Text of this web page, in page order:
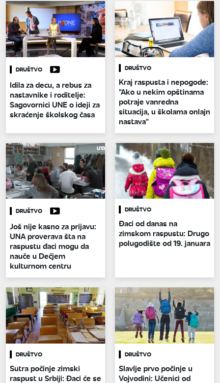
DRUŠTVO
Idila za decu, a rebus za
nastavnike i roditelje:
Sagovornici UNE o ideji za
skraćenje školskog časa
DRUŠTVO
Kraj raspusta i nepogode:
"Ako u nekim opštinama
potraje vanredna
situacija, u školama onlajn
nastava"
DRUŠTVO
Još nije kasno za prijavu:
UNA proverava šta na
raspustu đaci mogu da
nauče u Dečjem
kulturnom centru
DRUŠTVO
Đaci od danas na
zimskom raspustu: Drugo
polugodište od 19. januara
DRUŠTVO
Sutra počinje zimski
raspust u Srbiji: Đaci će se
DRUŠTVO
Slavlje prvo počinje u
Vojvodini: Učenici od